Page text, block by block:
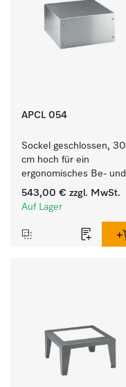
APCL 054
Sockel geschlossen, 30
cm hoch für ein
ergonomisches Be- und
Entladen von
Waschmaschine und
543,00 € zzgl. MwSt.
Auf Lager